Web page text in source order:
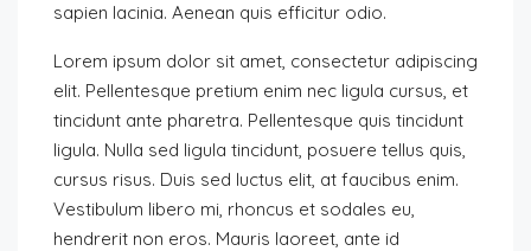
sapien lacinia. Aenean quis efficitur odio.
Lorem ipsum dolor sit amet, consectetur adipiscing
elit. Pellentesque pretium enim nec ligula cursus, et
tincidunt ante pharetra. Pellentesque quis tincidunt
ligula. Nulla sed ligula tincidunt, posuere tellus quis,
cursus risus. Duis sed luctus elit, at faucibus enim.
Vestibulum libero mi, rhoncus et sodales eu,
hendrerit non eros. Mauris laoreet, ante id